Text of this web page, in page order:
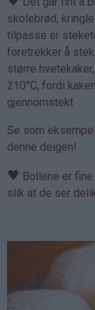
skolebrød,
tilpasse er
foretrekker å
større
210°C, fordi
gjennomstekt.
Se som eksempel
denne deigen!
♥ Bollene er
slik at de ser